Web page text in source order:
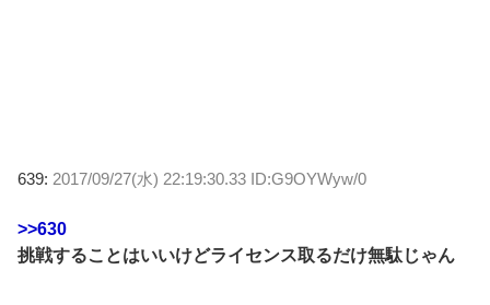
639: 2017/09/27(水) 22:19:30.33 ID:G9OYWyw/0
>>630
挑戦することはいいけどライセンス取るだけ無駄じゃん